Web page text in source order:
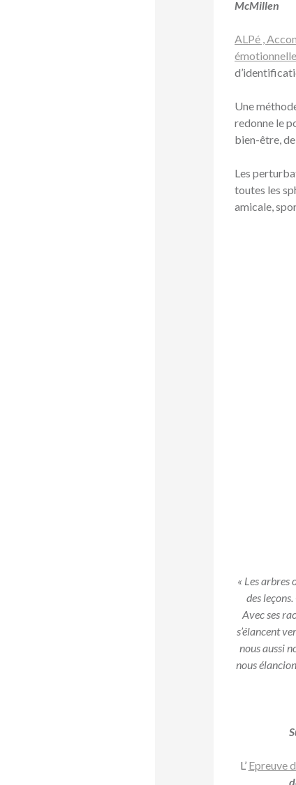
McMillen
ALPé ,
Une
redonne le
bien-être,
Les
toutes les
amicale,
« Les arbres
des
Avec ses
s’élancent
nous aussi
nous
L’ Epreuve